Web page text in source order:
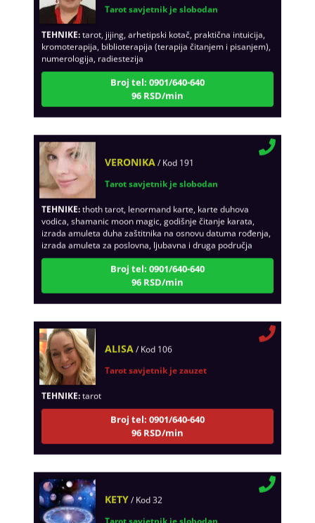
TEHNIKE:tarot, jijing, arhetipski kotač, praktična intuicija,
kromoterapija, biblioterapija (terapija čitanjem i pisanjem),
numerologija, radiestezija
Broj tel: 0901/640-640
96 RSD/min
Tarot savjetnik je slobodan
TEHNIKE:thoth tarot, lenormand karte, karte duhova
vodica, shamanic moon magic, godišnje čitanje karata,
izrada amuleta duha zaštitnika na osnovu datuma rođenja,
izrada amuleta za poslovna, ljubavna i druga područja
Broj tel: 0901/640-640
96 RSD/min
Tarot savjetnik je zauzet
TEHNIKE:tarot
96 RSD/min
Tarot savjetnik je slobodan